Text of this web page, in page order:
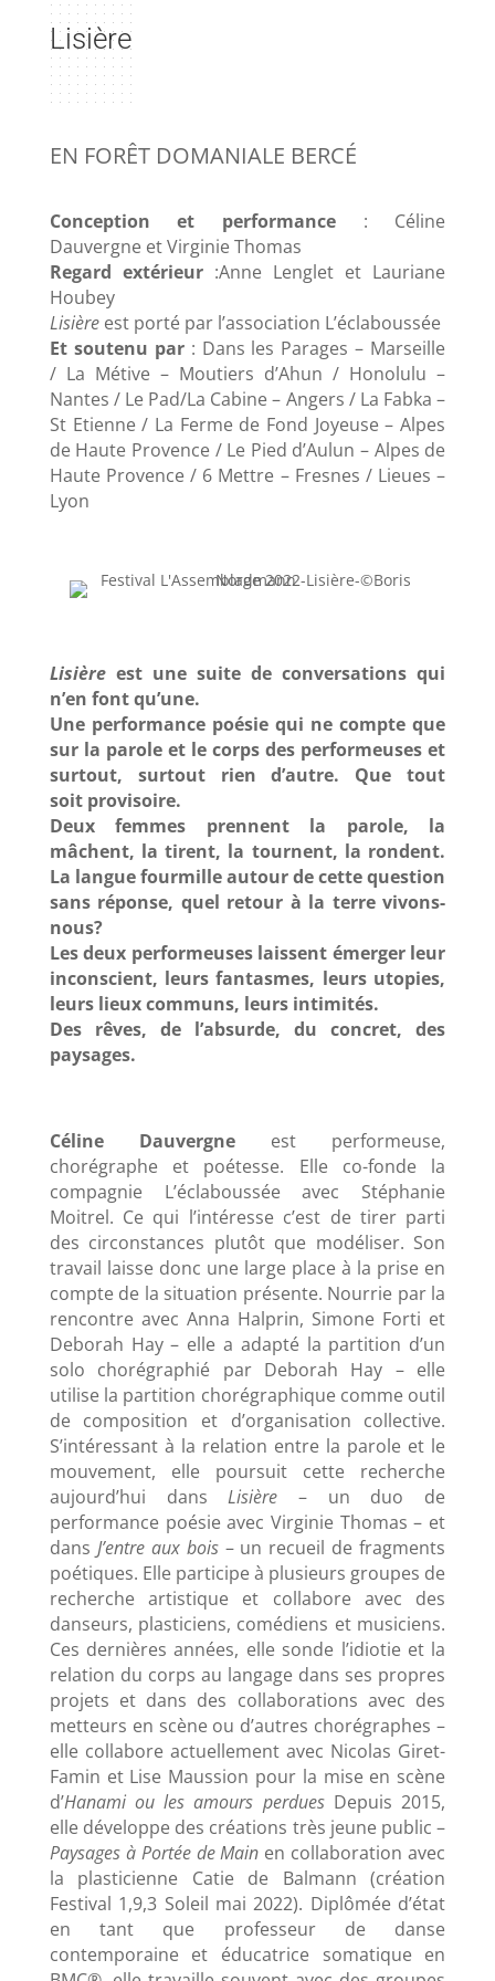
Lisière
EN FORÊT DOMANIALE BERCÉ
Conception et performance : Céline
Dauvergne et Virginie Thomas
Regard extérieur :Anne Lenglet et Lauriane
Houbey
Lisièreest porté par l’association L’éclaboussée
Et soutenu par: Dans les Parages – Marseille
/ La Métive – Moutiers d’Ahun / Honolulu –
Nantes / Le Pad/La Cabine – Angers / La Fabka –
St Etienne / La Ferme de Fond Joyeuse – Alpes
de Haute Provence / Le Pied d’Aulun – Alpes de
Haute Provence / 6 Mettre – Fresnes / Lieues –
Lyon
Lisièreest une suite de conversations qui
n’en font qu’une.
Une performance poésie qui ne compte que
sur la parole et le corps des performeuses et
surtout, surtout rien d’autre. Que tout
soit provisoire.
Deux femmes prennent la parole, la
mâchent, la tirent, la tournent, la rondent.
La langue fourmille autour de cette question
sans réponse, quel retour à la terre vivons-
nous?
Les deux performeuses laissent émerger leur
inconscient, leurs fantasmes, leurs utopies,
leurs lieux communs, leurs intimités.
Des rêves, de l’absurde, du concret, des
paysages.
Céline Dauvergneest performeuse,
chorégraphe et poétesse. Elle co-fonde la
compagnie L’éclaboussée avec Stéphanie
Moitrel. Ce qui l’intéresse c’est de tirer parti
des circonstances plutôt que modéliser. Son
travail laisse donc une large place à la prise en
compte de la situation présente. Nourrie par la
rencontre avec Anna Halprin, Simone Forti et
Deborah Hay – elle a adapté la partition d’un
solo chorégraphié par Deborah Hay – elle
utilise la partition chorégraphique comme outil
de composition et d’organisation collective.
S’intéressant à la relation entre la parole et le
mouvement, elle poursuit cette recherche
aujourd’hui dansLisière – un duo de
performance poésie avec Virginie Thomas – et
dans J’entre aux bois– un recueil de fragments
poétiques. Elle participe à plusieurs groupes de
recherche artistique et collabore avec des
danseurs, plasticiens, comédiens et musiciens.
Ces dernières années, elle sonde l’idiotie et la
relation du corps au langage dans ses propres
projets et dans des collaborations avec des
metteurs en scène ou d’autres chorégraphes –
elle collabore actuellement avec Nicolas Giret-
Famin et Lise Maussion pour la mise en scène
d’Hanami ou les amours perduesDepuis 2015,
elle développe des créations très jeune public –
Paysages à Portée de Main en collaboration avec
la plasticienne Catie de Balmann (création
Festival 1,9,3 Soleil mai 2022). Diplômée d’état
en tant que professeur de danse
contemporaine et éducatrice somatique en